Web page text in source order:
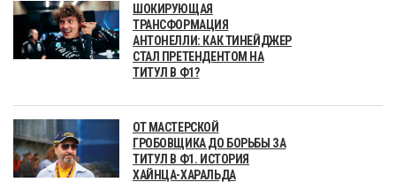
ШОКИРУЮЩАЯ
ТРАНСФОРМАЦИЯ
АНТОНЕЛЛИ: КАК ТИНЕЙДЖЕР
СТАЛ ПРЕТЕНДЕНТОМ НА
ТИТУЛ В Ф1?
ОТ МАСТЕРСКОЙ
ГРОБОВЩИКА ДО БОРЬБЫ ЗА
ТИТУЛ В Ф1. ИСТОРИЯ
ХАЙНЦА-ХАРАЛЬДА